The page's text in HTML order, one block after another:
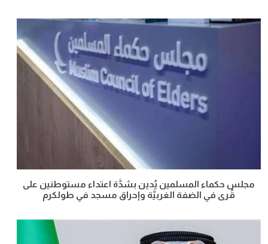
مجلس حكماء المسلمين يُدين بشدَّة اعتداء مستوطنين على
قُرى في الضفة الغربيَّة وإحراق مسجد في طولكرم